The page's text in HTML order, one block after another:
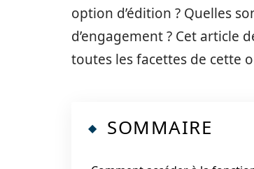
option d’édition ? Quelles
d’engagement ? Cet article
toutes les facettes de cette
SOMMAIRE